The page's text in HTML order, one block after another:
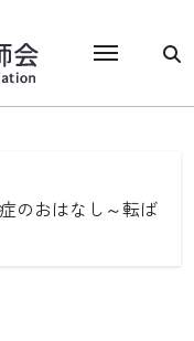
のおはなし～転ば